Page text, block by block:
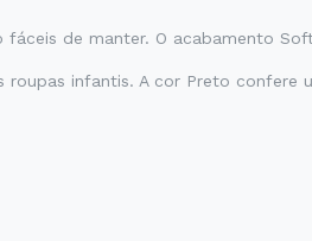
de manter. O acabamento
infantis. A cor Preto confere